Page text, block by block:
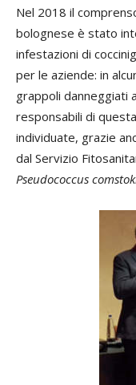
Nel 2018 il
bolognese è stato
infestazioni di
per le aziende: in
grappoli danneggiati
responsabili di
individuate, grazie
dal Servizio
Pseudococcus